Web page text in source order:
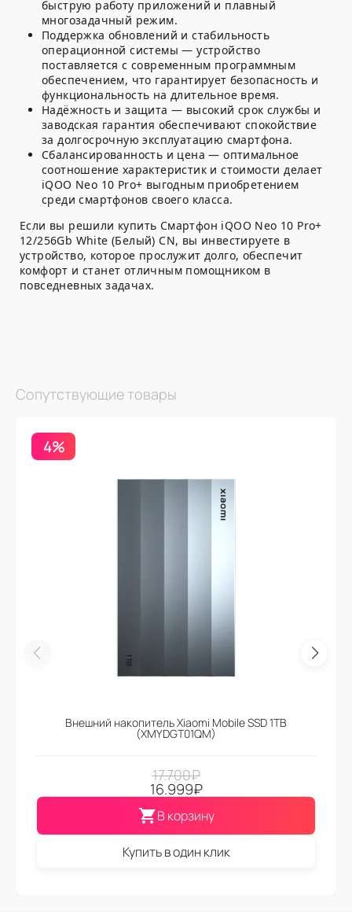
быструю работу приложений и плавный
многозадачный режим.
Поддержка обновлений и стабильность
операционной системы — устройство
поставляется с современным программным
обеспечением, что гарантирует безопасность и
функциональность на длительное время.
Надёжность и защита — высокий срок службы и
заводская гарантия обеспечивают спокойствие
за долгосрочную эксплуатацию смартфона.
Сбалансированность и цена — оптимальное
соотношение характеристик и стоимости делает
iQOO Neo 10 Pro+ выгодным приобретением
среди смартфонов своего класса.
Если вы решили купить Смартфон iQOO Neo 10 Pro+
12/256Gb White (Белый) CN, вы инвестируете в
устройство, которое прослужит долго, обеспечит
комфорт и станет отличным помощником в
повседневных задачах.
Сопутствующие товары
4%
Внешний накопитель Xiaomi Mobile SSD 1TB
(XMYDGT01QM)
17.700₽
16.999₽
В корзину
Купить в один клик